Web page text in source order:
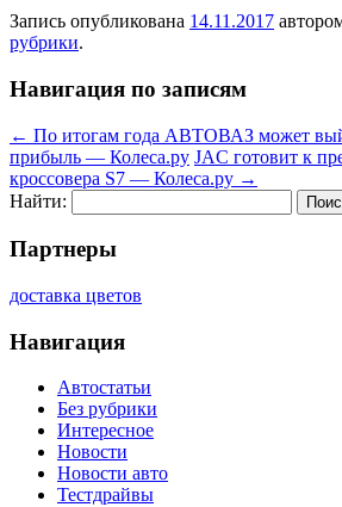
Запись опубликована 14.11.2017
рубрики.
Навигация по записям
← По итогам года АВТОВАЗ может
прибыль — Колеса.ру JAC готовит к
кроссовера S7 — Колеса.ру →
Найти:
Партнеры
доставка цветов
Навигация
Автостатьи
Без рубрики
Интересное
Новости
Новости авто
Тестдрайвы